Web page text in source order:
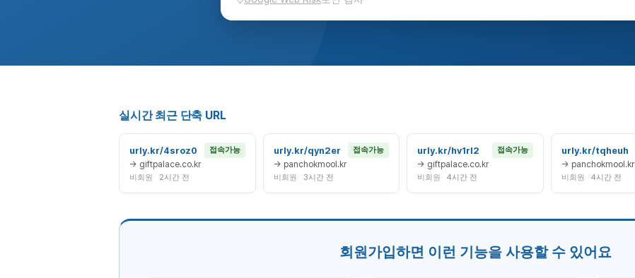
실시간 최근 단축 URL
urly.kr/4sroz0 접속가능
→ giftpalace.co.kr
비회원 2시간 전
urly.kr/qyn2er 접속가능
→ panchokmool.kr
비회원 3시간 전
urly.kr/hv1rl2 접속가능
→ giftpalace.co.kr
비회원 4시간 전
urly.kr/tqheuh
→ panchokmool.kr
비회원 4시간 전
회원가입하면 이런 기능을 사용할 수 있어요